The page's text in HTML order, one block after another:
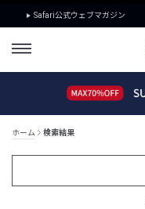
Safari公式ウェブマガジン
ホーム 検索結果